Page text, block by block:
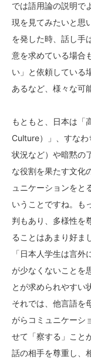
では語用論の説明で
現を見てみたいと思
を発した時、話し手
意を求めている場合
い」と依頼している
あるなど、様々な可
もともと、日本は
Culture）」、すなわ
状況など）や暗黙の
な役割を果たす文化
ュニケーションをと
いうことですね。も
判もあり、多様性を
ることはあまり好ま
「日本人学生は言
が少なくないことを
とが求められやすい
それでは、他言語を
がらコミュニケーシ
せて「察する」こと
話の相手を尊重し、